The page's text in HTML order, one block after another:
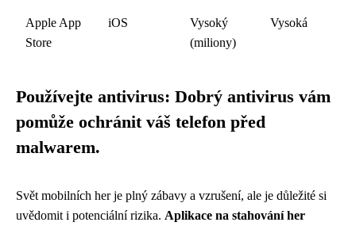
Apple App
Store
iOS
Vysoký
(miliony)
Vysoká
Používejte antivirus: Dobrý antivirus vám
pomůže ochránit váš telefon před
malwarem.
Svět mobilních her je plný zábavy a vzrušení, ale je důležité si
uvědomit i potenciální rizika. Aplikace na stahování her